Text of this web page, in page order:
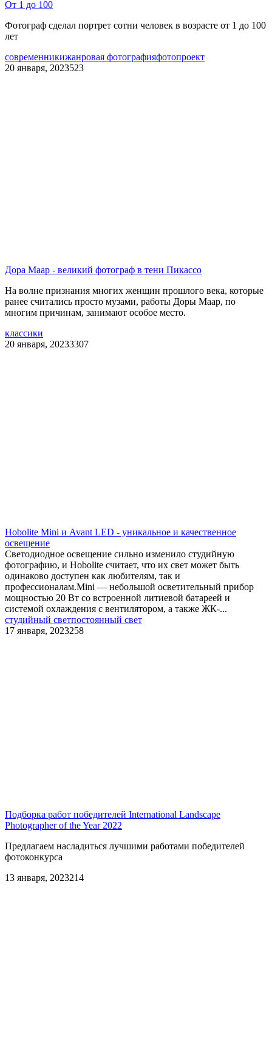
От 1 до 100
Фотограф сделал портрет сотни человек в возрасте от 1 до 100
лет
современникижанровая фотографияфотопроект
20 января, 2023523
Дора Маар - великий фотограф в тени Пикассо
На волне признания многих женщин прошлого века, которые
ранее считались просто музами, работы Доры Маар, по
многим причинам, занимают особое место.
классики
20 января, 20233307
Hobolite Mini и Avant LED - уникальное и качественное
освещение
Светодиодное освещение сильно изменило студийную
фотографию, и Hobolite считает, что их свет может быть
одинаково доступен как любителям, так и
профессионалам.Mini — небольшой осветительный прибор
мощностью 20 Вт со встроенной литиевой батареей и
системой охлаждения с вентилятором, а также ЖК-...
студийный светпостоянный свет
17 января, 2023258
Подборка работ победителей International Landscape
Photographer of the Year 2022
Предлагаем насладиться лучшими работами победителей
фотоконкурса
13 января, 2023214